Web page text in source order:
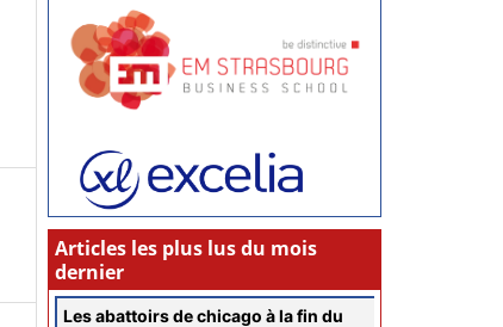
Articles les plus lus du mois
dernier
Les abattoirs de chicago à la fin du